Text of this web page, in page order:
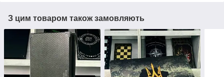
З цим товаром також замовляють